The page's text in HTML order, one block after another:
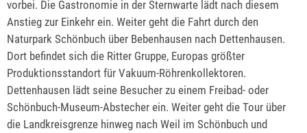
vorbei. Die Gastronomie in der Sternwarte lädt nach diesem
Anstieg zur Einkehr ein. Weiter geht die Fahrt durch den
Naturpark Schönbuch über Bebenhausen nach Dettenhausen.
Dort befindet sich die Ritter Gruppe, Europas größter
Produktionsstandort für Vakuum-Röhrenkollektoren.
Dettenhausen lädt seine Besucher zu einem Freibad- oder
Schönbuch-Museum-Abstecher ein. Weiter geht die Tour über
die Landkreisgrenze hinweg nach Weil im Schönbuch und